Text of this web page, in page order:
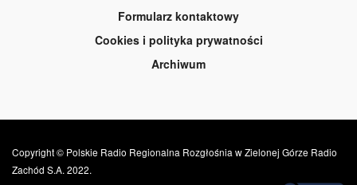
Formularz kontaktowy
Cookies i polityka prywatności
Archiwum
Copyright © Polskie Radio Regionalna Rozgłośnia w Zielonej Górze Radio
Zachód S.A. 2022.